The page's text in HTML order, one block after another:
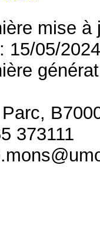
mise
15/05/
373111